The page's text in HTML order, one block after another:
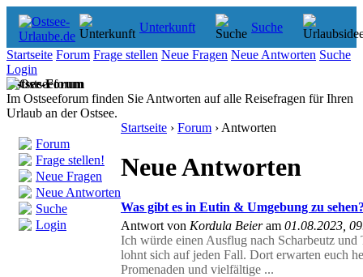
Unterkunft Suche
Startseite Forum Frage stellen Neue Fragen Neue Antworten Suche
Login
Ostsee-Forum
Im Ostseeforum finden Sie Antworten auf alle Reisefragen für Ihren
Urlaub an der Ostsee.
Forum
Frage stellen!
Neue Fragen
Neue Antworten
Suche
Login
Startseite › Forum › Antworten
Neue Antworten
Was gibt es in Eutin & Umgebung zu
Antwort von Kordula Beieram 01.08.2023,
Ich würde einen Ausflug nach Scharbeutz und
lohnt sich auf jeden Fall. Dort erwarten euch
Promenaden und vielfältige ...